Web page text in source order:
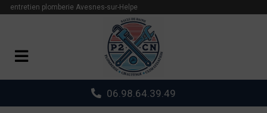
entretien plomberie Avesnes-sur-Helpe
06.98.64.39.49
Panneau de gestion des cookies